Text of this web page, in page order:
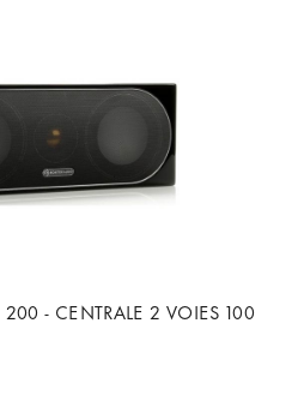
- CENTRALE 2 VOIES 100